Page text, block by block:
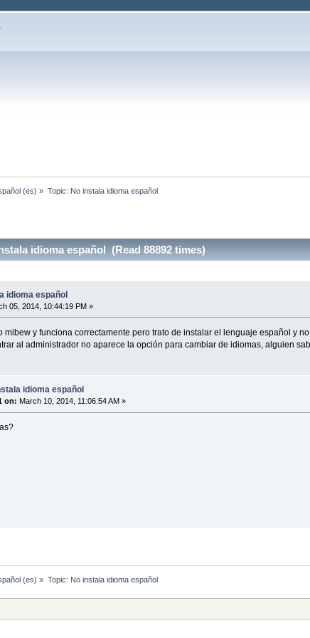
(es) » Topic: No instala idioma español
idioma español (Read 88892 times)
idioma español
05, 2014, 10:44:19 PM »
mibew y funciona correctamente pero trato de instalar el lenguaje español y
al administrador no aparece la opción para cambiar de idiomas, alguien
idioma español
on: March 10, 2014, 11:06:54 AM »
(es) » Topic: No instala idioma español